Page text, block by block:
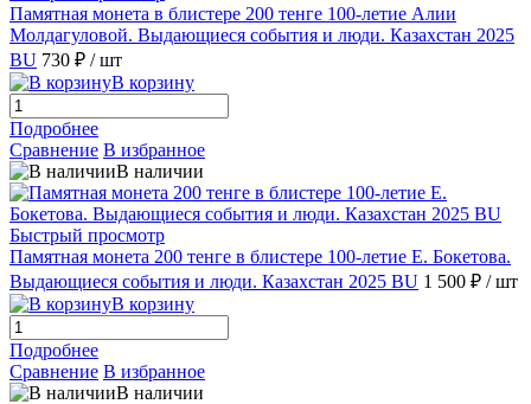
Памятная монета в блистере 200 тенге 100-летие Алии
Молдагуловой. Выдающиеся события и люди. Казахстан 2025
BU 730 ₽ / шт
В корзину
Подробнее
Сравнение В избранное
В наличии
Быстрый просмотр
Памятная монета 200 тенге в блистере 100-летие Е. Бокетова.
Выдающиеся события и люди. Казахстан 2025 BU 1 500 ₽ / шт
В корзину
Подробнее
Сравнение В избранное
В наличии